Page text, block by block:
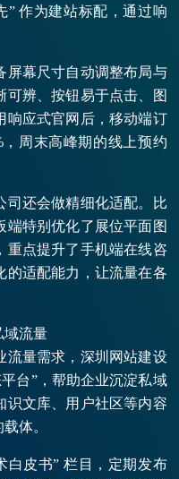
” 作为建站标配，通过响
屏幕尺寸自动调整布局与
可辨、按钮易于点击、图
响应式官网后，移动端订
，周末高峰期的线上预约
司还会做精细化适配。比
端特别优化了展位平面图
重点提升了手机端在线咨
的适配能力，让流量在各
域流量
流量需求，深圳网站建设
台”，帮助企业沉淀私域
识文库、用户社区等内容
体。
白皮书” 栏目，定期发布